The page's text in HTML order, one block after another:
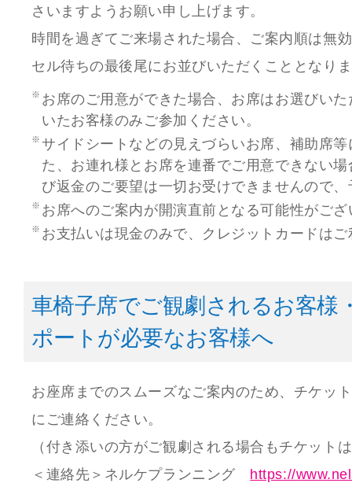
さいますようお願い申し上げます。
時間を過ぎてご来場された場合、ご案内順は無
セル待ちの最後尾にお並びいただくこととなり
お席のご用意ができた場合、お席はお選びい
いたお客様のみご参加ください。
サイドシートなどの見えづらいお席、補助席
た、お連れ様とお席を連番でご用意できない
び返金のご要望は一切お受けできませんので
お席へのご案内が開演直前となる可能性がござ
お支払いは現金のみで、クレジットカードは
車椅子席でご観劇されるお客様
ポートが必要なお客様へ
お座席までのスムーズなご案内のため、チケッ
にご連絡ください。
（付き添いの方がご観劇される場合もチケット
＜連絡先＞ネルケプランニング https://